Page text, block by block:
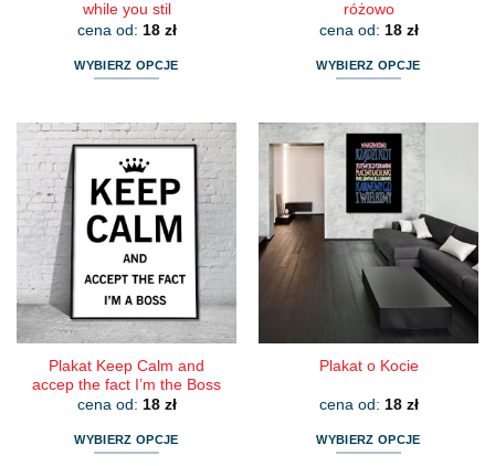
while you stil
cena od: 18 zł
WYBIERZ OPCJE
ma
wiele
wariantów.
Opcje
można
wybrać
na
stronie
produktu
różowo
cena od: 18 zł
WYBIERZ OPCJE
ma
wiele
wariantów.
Opcje
można
wybrać
na
stronie
Plakat Keep Calm and
accep the fact I’m the Boss
cena od: 18 zł
WYBIERZ OPCJE
Plakat o Kocie
cena od: 18 zł
WYBIERZ OPCJE